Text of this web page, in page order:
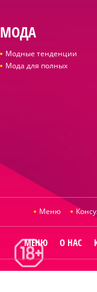
МОДА
Модные тенденции
Мода для полных
Меню
МЕНЮ О НАС